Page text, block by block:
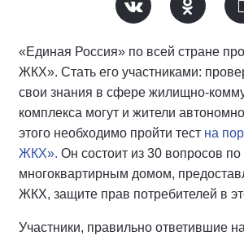
«Единая Россия» по всей стране
ЖКХ». Стать его участниками:
свои знания в сфере жилищно-
комплекса могут и жители
этого необходимо пройти тест на
ЖКХ». Он состоит из 30 вопросов
многоквартирным домом,
ЖКХ, защите прав потребителей в
Участники, правильно ответившие